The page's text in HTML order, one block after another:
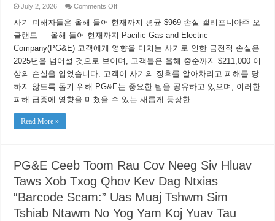
ਚਾਹੀਦੀ
July 2, 2026 Comments Offon
새
게
등
장
“바
코
사
게
고
알
계
사기 피해자들은 올해 들어 현재까지 평균 $969 손실 캘리포니아주 오
클랜드 — 올해 들어 현재까지 Pacific Gas and Electric
Company(PG&E) 고객에게 영향을 미치는 사기로 인한 금전적 손실은
2025년을 넘어설 것으로 보이며, 고객들은 올해 중순까지 $211,000 이
상의 손실을 입었습니다. 고객이 사기의 징후를 알아차리고 피해를 당
하지 않도록 돕기 위해 PG&E는 중요한 팁을 공유하고 있으며, 이러한
피해 급증에 영향을 미쳤을 수 있는 새롭게 등장한 …
Read More »
PG&E Ceeb Toom Rau Cov Neeg Siv Hluav
Taws Xob Txog Qhov Kev Dag Ntxias
“Barcode Scam:” Uas Muaj Tshwm Sim
Tshiab Ntawm No Yog Yam Koj Yuav Tau